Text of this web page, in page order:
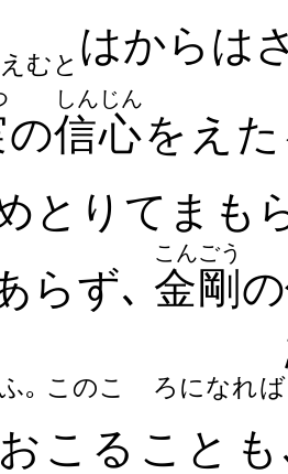
むと はからは​
の信心
しんじん
を​え​
とり​て​まも
らず､ 金剛
こんごう
の
｡ このこゝろになれば
こる​こと​